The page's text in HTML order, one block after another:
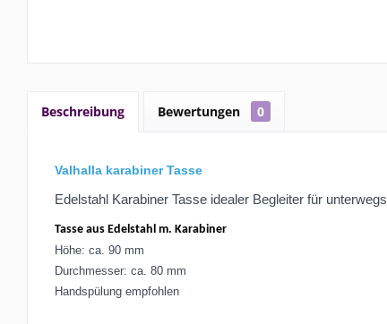
Beschreibung Bewertungen 0
Valhalla karabiner Tasse
Edelstahl Karabiner Tasse idealer Begleiter für unterwegs
Tasse aus Edelstahl m. Karabiner
Höhe: ca. 90 mm
Durchmesser: ca. 80 mm
Handspülung empfohlen